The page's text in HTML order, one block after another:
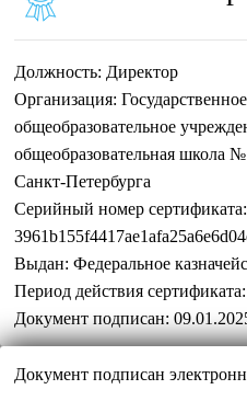
Должность: Директор
Организация:
общеобразовательное
общеобразовательная школа
Санкт-Петербурга
Серийный номер сертификата:
Выдан: Федеральное
Период действия сертификата:
Документ подписан:
Документ подписан